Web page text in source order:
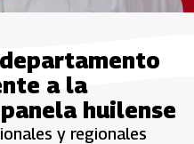
a la
huilense
y regionales